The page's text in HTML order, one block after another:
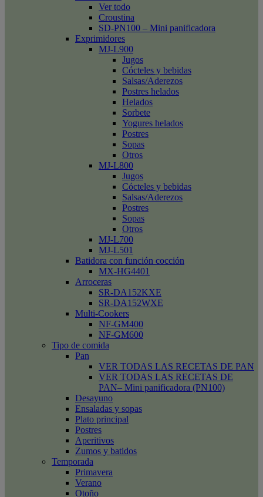
Ver todo
Croustina
SD-PN100 – Mini panificadora
Exprimidores
MJ-L900
Jugos
Cócteles y bebidas
Salsas/Aderezos
Postres helados
Helados
Sorbete
Yogures helados
Postres
Sopas
Otros
MJ-L800
Jugos
Cócteles y bebidas
Salsas/Aderezos
Postres
Sopas
Otros
MJ-L700
MJ-L501
Batidora con función cocción
MX-HG4401
Arroceras
SR-DA152KXE
SR-DA152WXE
Multi-Cookers
NF-GM400
NF-GM600
Tipo de comida
Pan
VER TODAS LAS RECETAS DE PAN
VER TODAS LAS RECETAS DE
PAN– Mini panificadora (PN100)
Desayuno
Ensaladas y sopas
Plato principal
Postres
Aperitivos
Zumos y batidos
Temporada
Primavera
Verano
Otoño